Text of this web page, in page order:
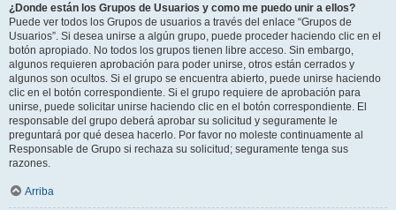
¿Donde están los Grupos de Usuarios y como me puedo unir a ellos?
Puede ver todos los Grupos de usuarios a través del enlace “Grupos de
Usuarios”. Si desea unirse a algún grupo, puede proceder haciendo clic en el
botón apropiado. No todos los grupos tienen libre acceso. Sin embargo,
algunos requieren aprobación para poder unirse, otros están cerrados y
algunos son ocultos. Si el grupo se encuentra abierto, puede unirse haciendo
clic en el botón correspondiente. Si el grupo requiere de aprobación para
unirse, puede solicitar unirse haciendo clic en el botón correspondiente. El
responsable del grupo deberá aprobar su solicitud y seguramente le
preguntará por qué desea hacerlo. Por favor no moleste continuamente al
Responsable de Grupo si rechaza su solicitud; seguramente tenga sus
razones.
Arriba